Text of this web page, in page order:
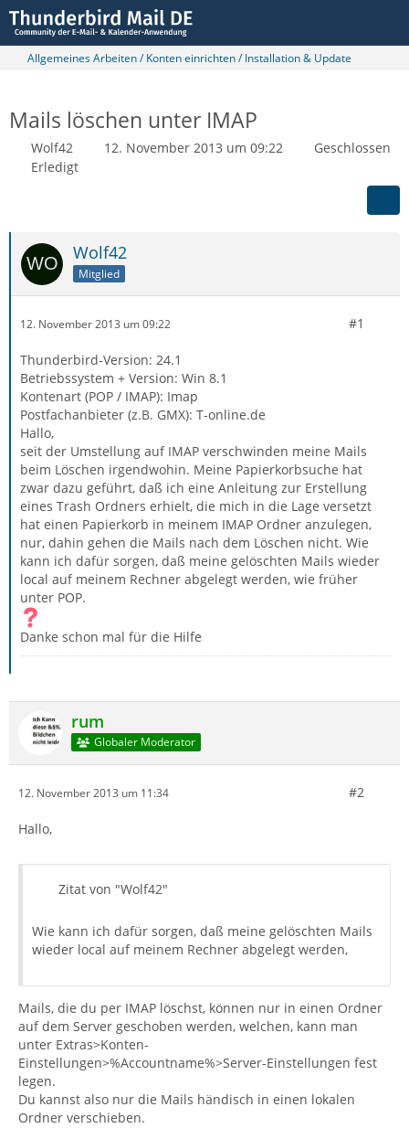
Allgemeines Arbeiten / Konten einrichten / Installation & Update
Mails löschen unter IMAP
Wolf42 12. November 2013 um 09:22
Geschlossen
Erledigt
Wolf42
Mitglied
12. November 2013 um 09:22 #1
Thunderbird-Version: 24.1
Betriebssystem + Version: Win 8.1
Kontenart (POP / IMAP): Imap
Postfachanbieter (z.B. GMX): T-online.de
Hallo,
seit der Umstellung auf IMAP verschwinden meine Mails
beim Löschen irgendwohin. Meine Papierkorbsuche hat
zwar dazu geführt, daß ich eine Anleitung zur Erstellung
eines Trash Ordners erhielt, die mich in die Lage versetzt
hat einen Papierkorb in meinem IMAP Ordner anzulegen,
nur, dahin gehen die Mails nach dem Löschen nicht. Wie
kann ich dafür sorgen, daß meine gelöschten Mails wieder
local auf meinem Rechner abgelegt werden, wie früher
unter POP.
Danke schon mal für die Hilfe
rum
Globaler Moderator
12. November 2013 um 11:34 #2
Hallo,
Zitat von "Wolf42"
Wie kann ich dafür sorgen, daß meine gelöschten Mails
wieder local auf meinem Rechner abgelegt werden,
Mails, die du per IMAP löschst, können nur in einen Ordner
auf dem Server geschoben werden, welchen, kann man
unter Extras>Konten-
Einstellungen>%Accountname%>Server-Einstellungen fest
legen.
Du kannst also nur die Mails händisch in einen lokalen
Ordner verschieben.